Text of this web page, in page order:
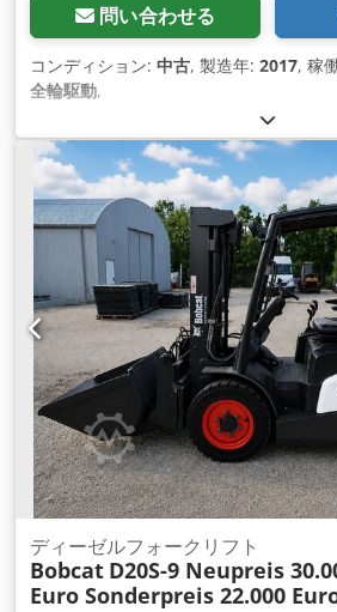
問い合わせる
コンディション: 中古, 製造年: 2017, 稼
全輪駆動,
ディーゼルフォークリフト
Bobcat D20S-9 Neupreis
Euro Sonderpreis 22.000